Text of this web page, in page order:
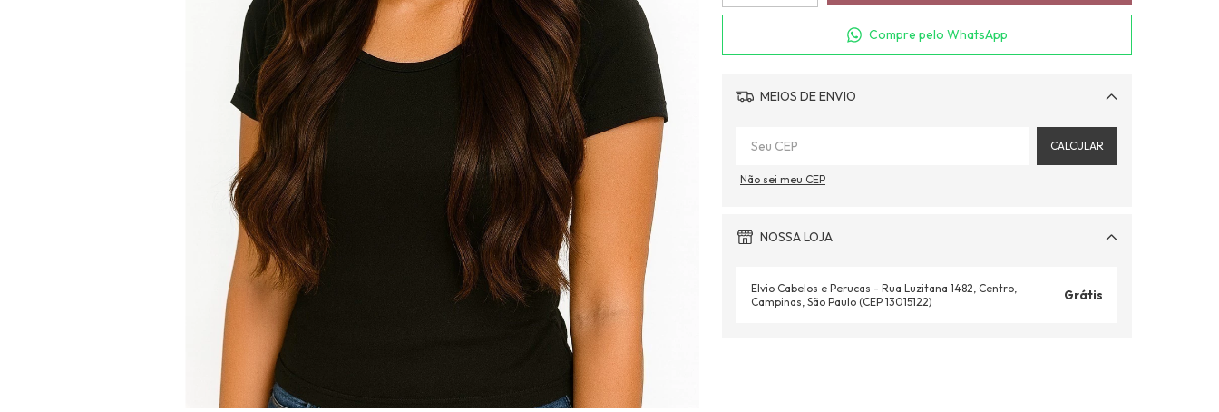
Compre pelo WhatsApp
MEIOS DE ENVIO
Alterar CEP
CALCULAR
Não sei meu CEP
NOSSA LOJA
Elvio Cabelos e Perucas - Rua Luzitana 1482, Centro,
Campinas, São Paulo (CEP 13015122)
Grátis